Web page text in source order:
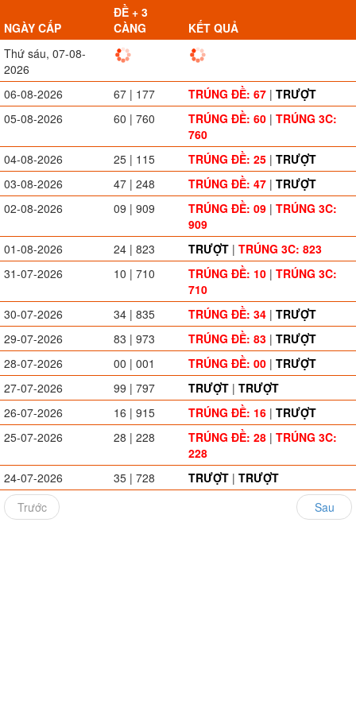
NGÀY CẤP
ĐỀ + 3
CÀNG
KẾT QUẢ
Thứ sáu, 07-08-
2026
06-08-2026
67 | 177 TRÚNG ĐỀ: 67 | TRƯỢT
05-08-2026
60 | 760 TRÚNG ĐỀ: 60 | TRÚNG 3C:
760
04-08-2026
25 | 115 TRÚNG ĐỀ: 25 | TRƯỢT
03-08-2026
47 | 248 TRÚNG ĐỀ: 47 | TRƯỢT
02-08-2026
09 | 909 TRÚNG ĐỀ: 09 | TRÚNG 3C:
909
01-08-2026
24 | 823 TRƯỢT | TRÚNG 3C: 823
31-07-2026
10 | 710 TRÚNG ĐỀ: 10 | TRÚNG 3C:
710
30-07-2026
34 | 835 TRÚNG ĐỀ: 34 | TRƯỢT
29-07-2026
83 | 973 TRÚNG ĐỀ: 83 | TRƯỢT
28-07-2026
00 | 001 TRÚNG ĐỀ: 00 | TRƯỢT
27-07-2026
99 | 797 TRƯỢT | TRƯỢT
26-07-2026
16 | 915 TRÚNG ĐỀ: 16 | TRƯỢT
25-07-2026
28 | 228 TRÚNG ĐỀ: 28 | TRÚNG 3C:
228
24-07-2026
35 | 728 TRƯỢT | TRƯỢT
Trước
Sau